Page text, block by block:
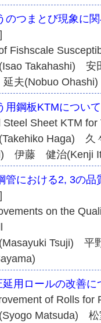
のつまとび現象に
Fishscale
Takahashi)
夫(Nobuo Ohashi)
用鋼板KTMについて
Steel Sheet KTM
Haga)
伊藤 健治(Kenji
管における2, 3の品
on the
Tsuji)
延用ロールの改善に
of Rolls for
Matsuda)